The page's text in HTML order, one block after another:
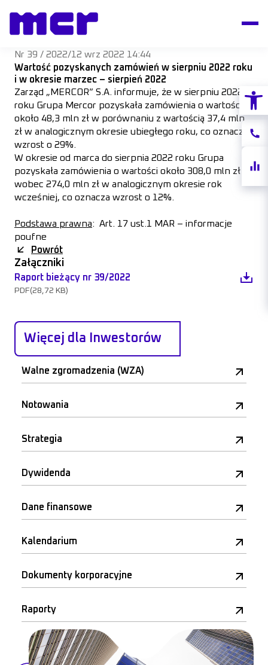
akcji
Nr 39 / 2022/12 wrz 2022 14:44
Wartość pozyskanych zamówień w sierpniu 2022 roku
i w okresie marzec – sierpień 2022
Zarząd „MERCOR” S.A. informuje, że w sierpniu 2022
roku Grupa Mercor pozyskała zamówienia o wartości
około 48,3 mln zł w porównaniu z wartością 37,4 mln
zł w analogicznym okresie ubiegłego roku, co oznacza
wzrost o 29%.
W okresie od marca do sierpnia 2022 roku Grupa
pozyskała zamówienia o wartości około 308,0 mln zł
wobec 274,0 mln zł w analogicznym okresie rok
wcześniej, co oznacza wzrost o 12%.
Podstawa prawna: Art. 17 ust.1 MAR – informacje
poufne
Powrót
Załączniki
Raport bieżący nr 39/2022
PDF(28,72 KB)
Więcej dla Inwestorów
Walne zgromadzenia (WZA)
Notowania
Strategia
Dywidenda
Dane finansowe
Kalendarium
Dokumenty korporacyjne
Raporty